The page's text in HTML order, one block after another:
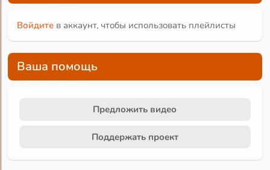
Войдите в аккаунт, чтобы использовать плейлисты
Ваша помощь
Предложить видео
Поддержать проект